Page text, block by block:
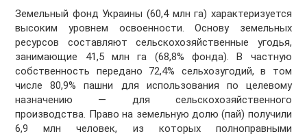
Земельный фонд Украины (60,4 млн га) характеризуется
высоким уровнем освоенности. Основу земельных
ресурсов составляют сельскохозяйственные угодья,
занимающие 41,5 млн га (68,8% фонда). В частную
собственность передано 72,4% сельхозугодий, в том
числе 80,9% пашни для использования по целевому
назначению — для сельскохозяйственного
производства. Право на земельную долю (пай) получили
6,9 млн человек, из которых полноправными